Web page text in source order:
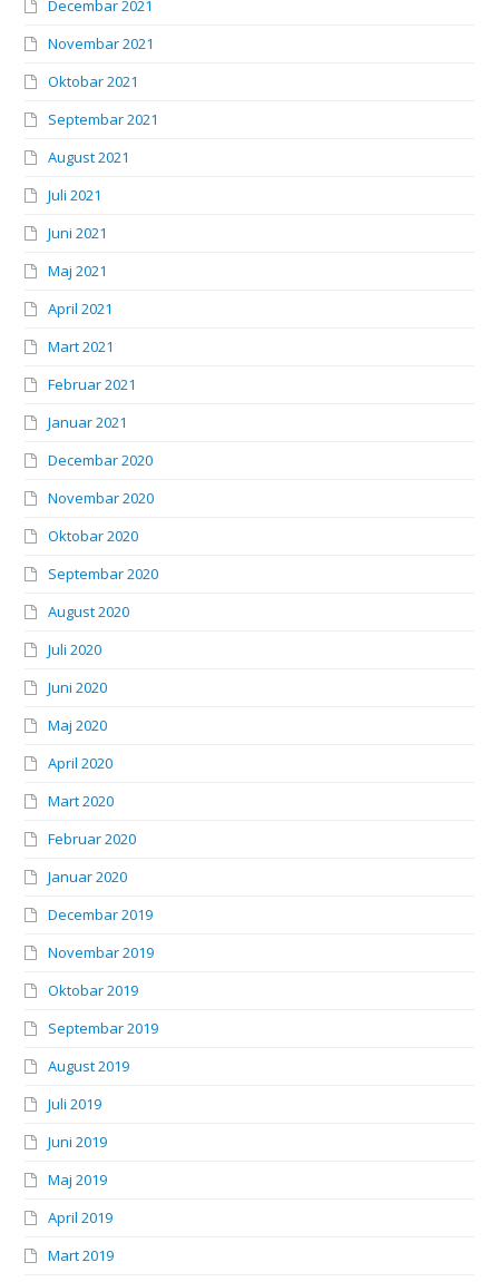
Decembar 2021
Novembar 2021
Oktobar 2021
Septembar 2021
August 2021
Juli 2021
Juni 2021
Maj 2021
April 2021
Mart 2021
Februar 2021
Januar 2021
Decembar 2020
Novembar 2020
Oktobar 2020
Septembar 2020
August 2020
Juli 2020
Juni 2020
Maj 2020
April 2020
Mart 2020
Februar 2020
Januar 2020
Decembar 2019
Novembar 2019
Oktobar 2019
Septembar 2019
August 2019
Juli 2019
Juni 2019
Maj 2019
April 2019
Mart 2019